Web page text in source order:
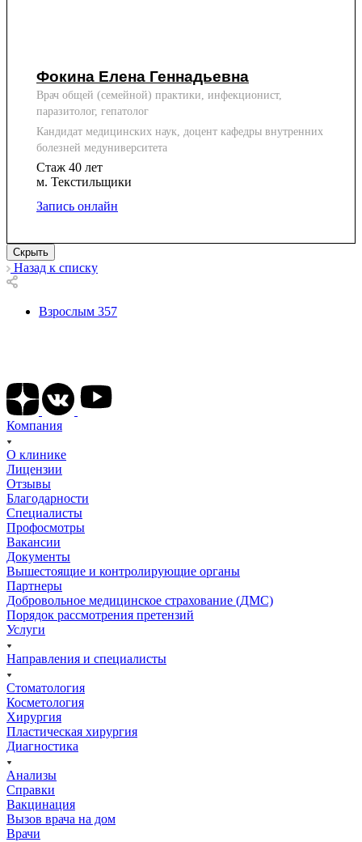
Фокина Елена Геннадьевна
Врач общей (семейной) практики, инфекционист,
паразитолог, гепатолог
Кандидат медицинских наук, доцент кафедры внутренних
болезней медуниверситета
Стаж 40 лет
м. Текстильщики
Запись онлайн
Скрыть
Назад к списку
Взрослым 357
Компания
О клинике
Лицензии
Отзывы
Благодарности
Специалисты
Профосмотры
Вакансии
Документы
Вышестоящие и контролирующие органы
Партнеры
Добровольное медицинское страхование (ДМС)
Порядок рассмотрения претензий
Услуги
Направления и специалисты
Стоматология
Косметология
Хирургия
Пластическая хирургия
Диагностика
Анализы
Справки
Вакцинация
Вызов врача на дом
Врачи